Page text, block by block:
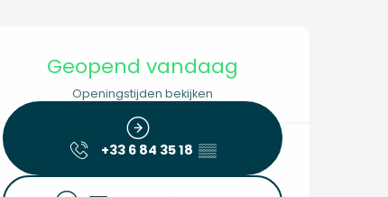
Openingstijden en
Geopend vandaag
Openingstijden bekijken
+33 6 84 35 18 ▒▒